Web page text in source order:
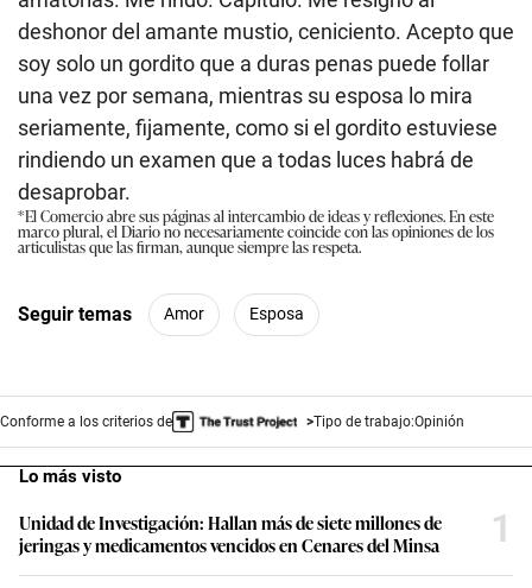
deshonor del amante mustio, ceniciento. Acepto que
soy solo un gordito que a duras penas puede follar
una vez por semana, mientras su esposa lo mira
seriamente, fijamente, como si el gordito estuviese
rindiendo un examen que a todas luces habrá de
desaprobar.
*El Comercio abre sus páginas al intercambio de ideas y reflexiones. En este
marco plural, el Diario no necesariamente coincide con las opiniones de los
articulistas que las firman, aunque siempre las respeta.
Seguir temas Amor Esposa
Conforme a los criterios de Tipo de trabajo:Opinión
Lo más visto
Unidad de Investigación: Hallan más de siete millones de
jeringas y medicamentos vencidos en Cenares del Minsa
1